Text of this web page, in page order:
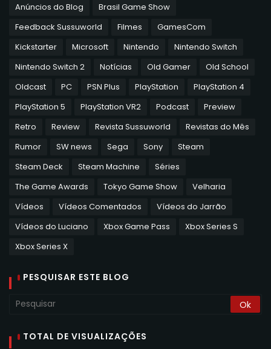
Anúncios do Blog
Brasil Game Show
Feedback Sussuworld
Filmes
GamesCom
Kickstarter
Microsoft Nintendo
Nintendo Switch
Nintendo Switch 2
Notícias Old Gamer
Old School
Oldcast
PC PSN Plus PlayStation
PlayStation 4
PlayStation 5
PlayStation VR2 Podcast
Preview
Retro
Review Revista Sussuworld
Revistas do Mês
Rumor
SW news Sega Sony
Steam
Steam Deck
Steam Machine
Séries
The Game Awards
Tokyo Game Show
Velharia
Vídeos
Vídeos Comentados
Vídeos do Jarrão
Vídeos do Luciano
Xbox Game Pass
Xbox Series S
Xbox Series X
PESQUISAR ESTE BLOG
TOTAL DE VISUALIZAÇÕES